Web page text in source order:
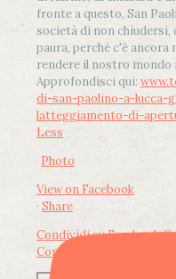
fronte a questo, San
società di non chiudersi,
paura, perché c'è ancora
rendere il nostro mondo
Approfondisci qui:
di-san-paolino-a-
latteggiamento-di-
Less
Photo
View on Facebook
· Share
Condividi su Facebook
Condividi su LinkedIn